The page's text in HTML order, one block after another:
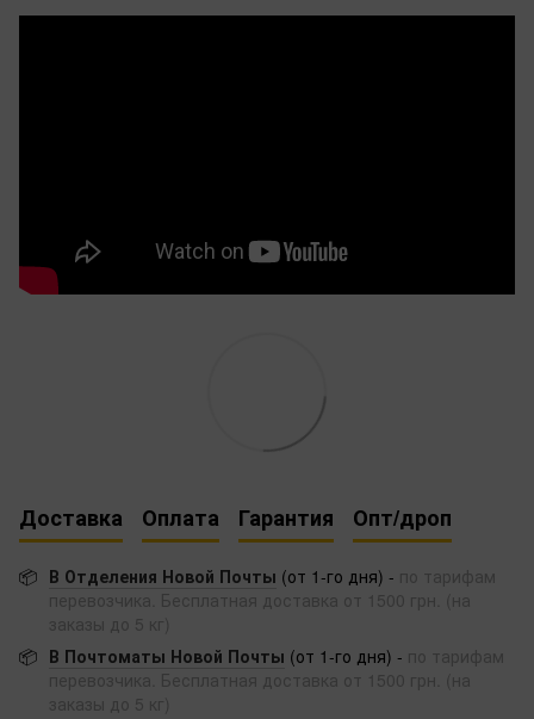
Доставка Оплата Гарантия Опт/дроп
📦 В Отделения Новой Почты (от 1-го дня) - по тарифам
перевозчика. Бесплатная доставка от 1500 грн. (на
заказы до 5 кг)
📦 В Почтоматы Новой Почты (от 1-го дня) - по тарифам
перевозчика. Бесплатная доставка от 1500 грн. (на
заказы до 5 кг)